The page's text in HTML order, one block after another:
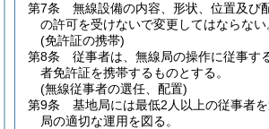
第7条
無線設備の内容、形状、位置及び
の許可を受けないで変更してはならない
(免許証の携帯)
第8条
従事者は、無線局の操作に従事す
者免許証を携帯するものとする。
(無線従事者の選任、配置)
第9条
基地局には最低2人以上の従事者
局の適切な運用を図る。